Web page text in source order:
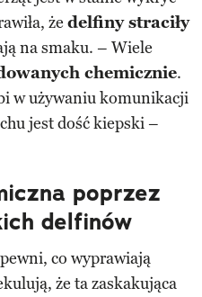
że delfiny straciły
na smaku. – Wiele
chemicznie.
w używaniu komunikacji
jest dość kiepski –
poprzez
delfinów
co wyprawiają
że ta zaskakująca